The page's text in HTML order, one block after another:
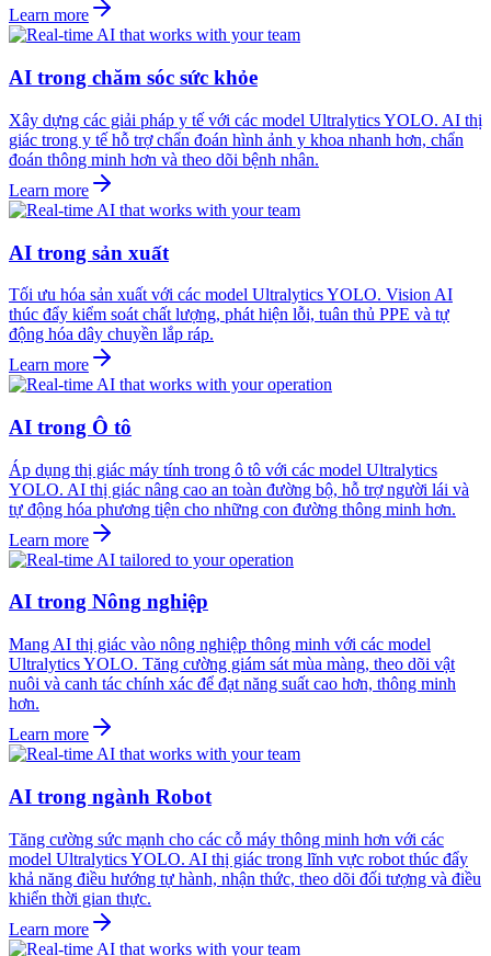
Learn more
AI trong chăm sóc sức khỏe
Xây dựng các giải pháp y tế với các model Ultralytics YOLO. AI thị
giác trong y tế hỗ trợ chẩn đoán hình ảnh y khoa nhanh hơn, chẩn
đoán thông minh hơn và theo dõi bệnh nhân.
Learn more
AI trong sản xuất
Tối ưu hóa sản xuất với các model Ultralytics YOLO. Vision AI
thúc đẩy kiểm soát chất lượng, phát hiện lỗi, tuân thủ PPE và tự
động hóa dây chuyền lắp ráp.
Learn more
AI trong Ô tô
Áp dụng thị giác máy tính trong ô tô với các model Ultralytics
YOLO. AI thị giác nâng cao an toàn đường bộ, hỗ trợ người lái và
tự động hóa phương tiện cho những con đường thông minh hơn.
Learn more
AI trong Nông nghiệp
Mang AI thị giác vào nông nghiệp thông minh với các model
Ultralytics YOLO. Tăng cường giám sát mùa màng, theo dõi vật
nuôi và canh tác chính xác để đạt năng suất cao hơn, thông minh
hơn.
Learn more
AI trong ngành Robot
Tăng cường sức mạnh cho các cỗ máy thông minh hơn với các
model Ultralytics YOLO. AI thị giác trong lĩnh vực robot thúc đẩy
khả năng điều hướng tự hành, nhận thức, theo dõi đối tượng và điều
khiển thời gian thực.
Learn more